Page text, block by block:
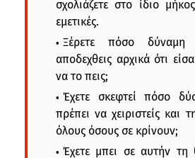
σχολιάζετε στο ίδιο
εμετικές.
Ξέρετε πόσο δύναμη
αποδεχθεις αρχικά ότι
να το πεις;
Έχετε σκεφτεί πόσο
πρέπει να χειριστείς και
όλους όσους σε κρίνουν;
Έχετε μπει σε αυτήν